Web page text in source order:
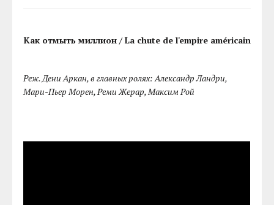
Как отмыть миллион / La chute de l'empire américain
Реж. Дени Аркан, в главных ролях: Александр Ландри,
Мари-Пьер Морен, Реми Жерар, Максим Рой